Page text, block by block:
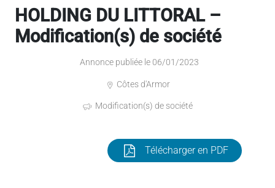
HOLDING DU LITTORAL –
Modification(s) de société
Annonce publiée le 06/01/2023
Côtes d'Armor
Modification(s) de société
Télécharger en PDF